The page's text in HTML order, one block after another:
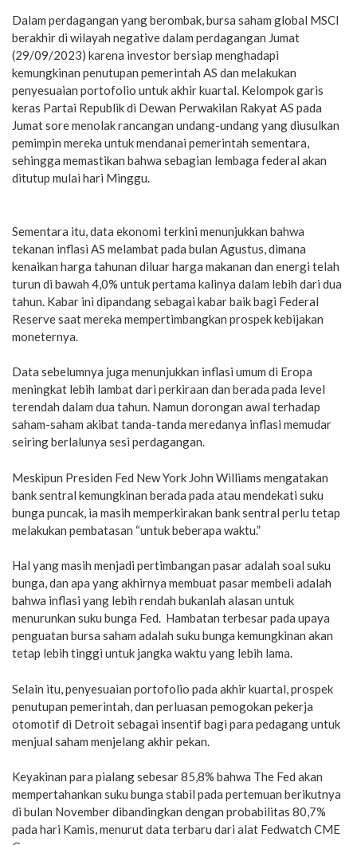
Dalam perdagangan yang berombak, bursa saham global MSCI
berakhir di wilayah negative dalam perdagangan Jumat
(29/09/2023) karena investor bersiap menghadapi
kemungkinan penutupan pemerintah AS dan melakukan
penyesuaian portofolio untuk akhir kuartal. Kelompok garis
keras Partai Republik di Dewan Perwakilan Rakyat AS pada
Jumat sore menolak rancangan undang-undang yang diusulkan
pemimpin mereka untuk mendanai pemerintah sementara,
sehingga memastikan bahwa sebagian lembaga federal akan
ditutup mulai hari Minggu.
Sementara itu, data ekonomi terkini menunjukkan bahwa
tekanan inflasi AS melambat pada bulan Agustus, dimana
kenaikan harga tahunan diluar harga makanan dan energi telah
turun di bawah 4,0% untuk pertama kalinya dalam lebih dari dua
tahun. Kabar ini dipandang sebagai kabar baik bagi Federal
Reserve saat mereka mempertimbangkan prospek kebijakan
moneternya.
Data sebelumnya juga menunjukkan inflasi umum di Eropa
meningkat lebih lambat dari perkiraan dan berada pada level
terendah dalam dua tahun. Namun dorongan awal terhadap
saham-saham akibat tanda-tanda meredanya inflasi memudar
seiring berlalunya sesi perdagangan.
Meskipun Presiden Fed New York John Williams mengatakan
bank sentral kemungkinan berada pada atau mendekati suku
bunga puncak, ia masih memperkirakan bank sentral perlu tetap
melakukan pembatasan “untuk beberapa waktu.”
Hal yang masih menjadi pertimbangan pasar adalah soal suku
bunga, dan apa yang akhirnya membuat pasar membeli adalah
bahwa inflasi yang lebih rendah bukanlah alasan untuk
menurunkan suku bunga Fed. Hambatan terbesar pada upaya
penguatan bursa saham adalah suku bunga kemungkinan akan
tetap lebih tinggi untuk jangka waktu yang lebih lama.
Selain itu, penyesuaian portofolio pada akhir kuartal, prospek
penutupan pemerintah, dan perluasan pemogokan pekerja
otomotif di Detroit sebagai insentif bagi para pedagang untuk
menjual saham menjelang akhir pekan.
Keyakinan para pialang sebesar 85,8% bahwa The Fed akan
mempertahankan suku bunga stabil pada pertemuan berikutnya
di bulan November dibandingkan dengan probabilitas 80,7%
pada hari Kamis, menurut data terbaru dari alat Fedwatch CME